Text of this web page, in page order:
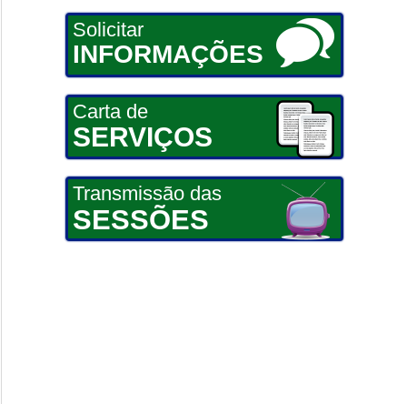
Solicitar
INFORMAÇÕES
Carta de
SERVIÇOS
Transmissão das
SESSÕES